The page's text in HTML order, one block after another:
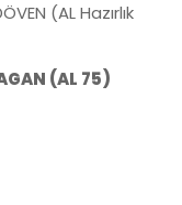
(AL Hazırlık
(AL 75)